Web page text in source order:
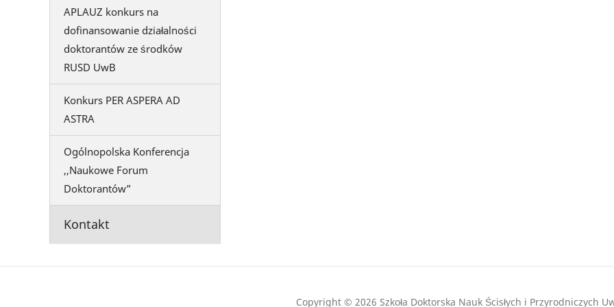
APLAUZ konkurs na
dofinansowanie działalności
doktorantów ze środków
RUSD UwB
Konkurs PER ASPERA AD
ASTRA
Ogólnopolska Konferencja
,,Naukowe Forum
Doktorantów”
Kontakt
Copyright © 2026 Szkoła Doktorska Nauk Ścisłych i Przyrodniczych